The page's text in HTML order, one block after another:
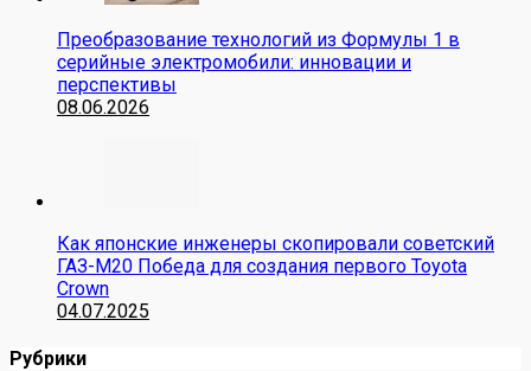
Преобразование технологий из Формулы 1 в
серийные электромобили: инновации и
перспективы
08.06.2026
Как японские инженеры скопировали советский
ГАЗ-М20 Победа для создания первого Toyota
Crown
04.07.2025
Рубрики